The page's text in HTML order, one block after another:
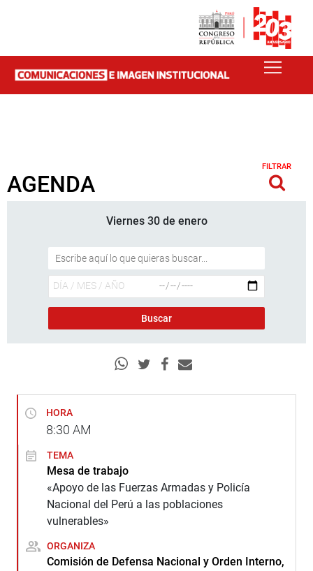
AGENDA
FILTRAR
Viernes 30 de enero
HORA
8:30 AM
TEMA
Mesa de trabajo
«Apoyo de las Fuerzas Armadas y Policía
Nacional del Perú a las poblaciones
vulnerables»
ORGANIZA
Comisión de Defensa Nacional y Orden Interno,